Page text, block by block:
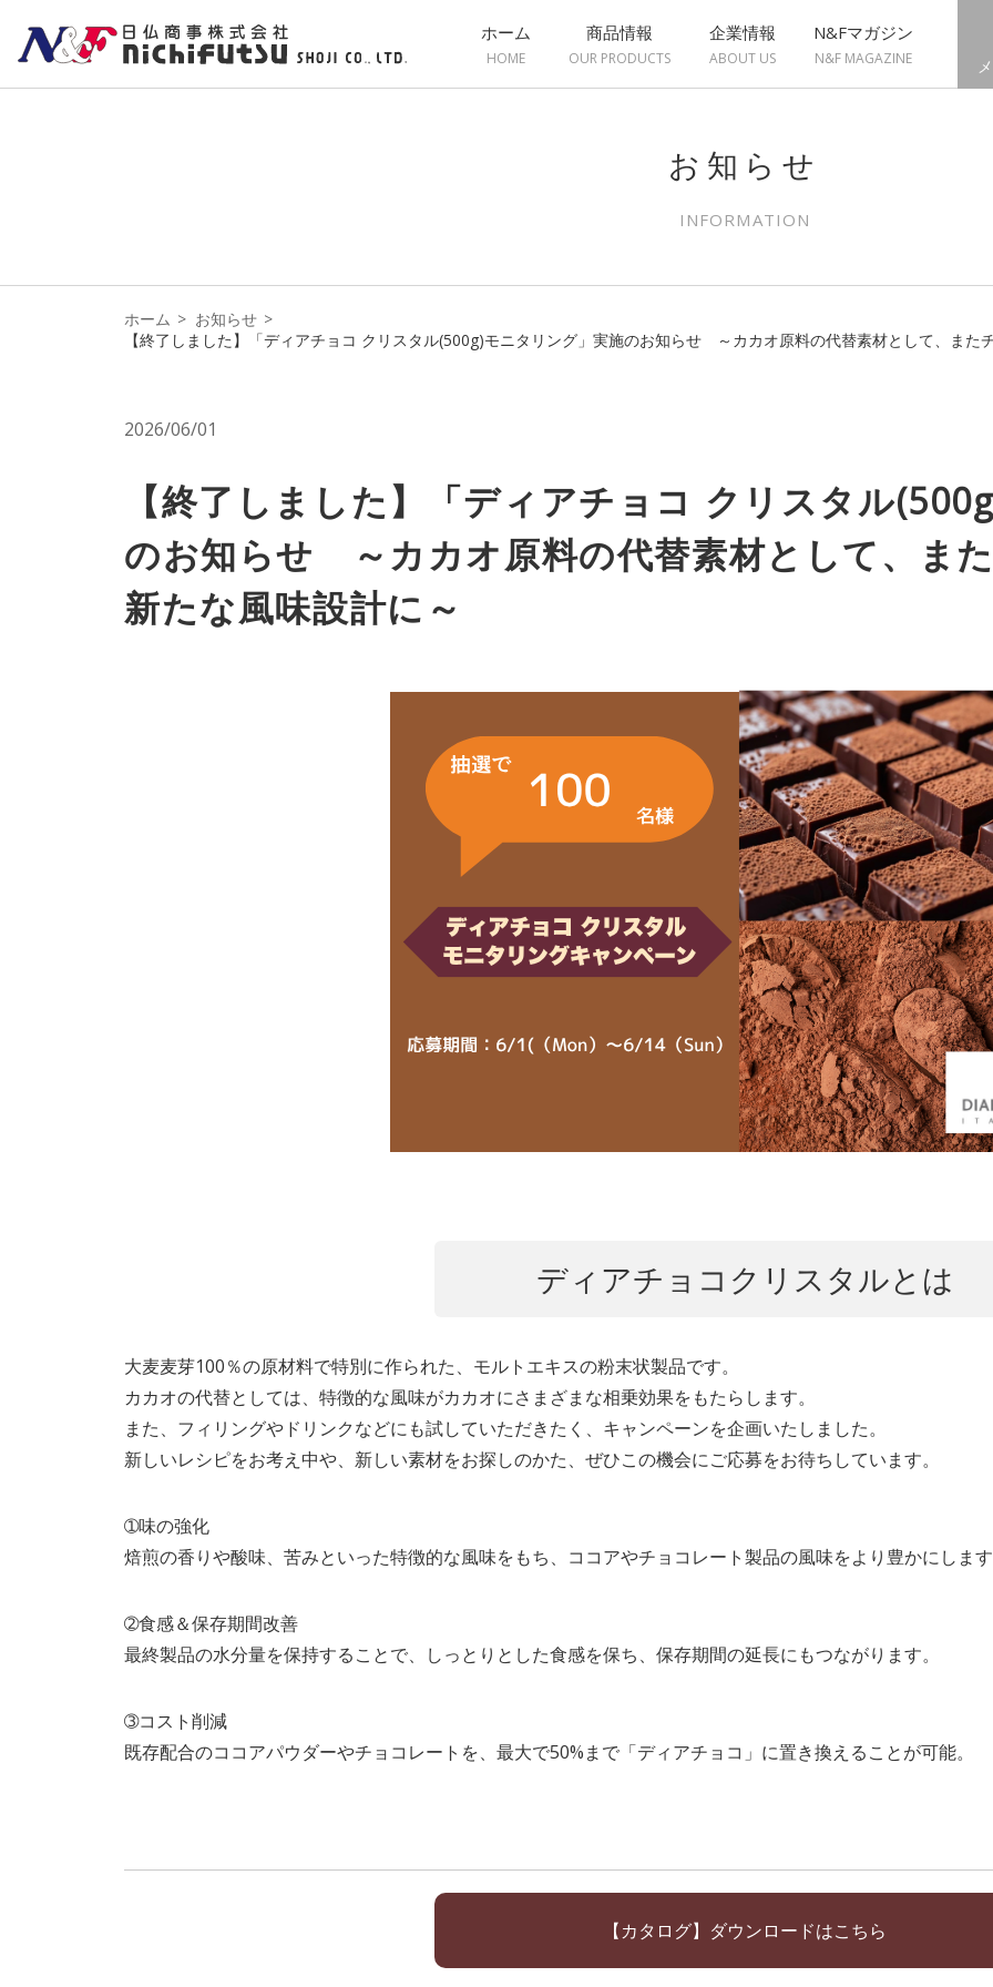
ホーム
HOME
商品情報
OUR PRODUCTS
企業情報
ABOUT US
N&Fマガジン
N&F MAGAZINE
お知らせ
INFORMATION
ホーム
お知らせ
【終了しました】「ディアチョコ クリスタル(500g)モニタリング」実施のお知らせ ～カカオ原料の代替素材として、また
2026/06/01
【終了しました】「ディアチョコ クリスタル
のお知らせ ～カカオ原料の代替素材として、ま
新たな風味設計に～
ディアチョコクリスタルとは
大麦麦芽100％の原材料で特別に作られた、モルトエキスの粉末状製品です。
カカオの代替としては、特徴的な風味がカカオにさまざまな相乗効果をもたらします。
また、フィリングやドリンクなどにも試していただきたく、キャンペーンを企画いたしました。
新しいレシピをお考え中や、新しい素材をお探しのかた、ぜひこの機会にご応募をお待ちしています。
➀味の強化
焙煎の香りや酸味、苦みといった特徴的な風味をもち、ココアやチョコレート製品の風味をより豊かにしま
➁食感＆保存期間改善
最終製品の水分量を保持することで、しっとりとした食感を保ち、保存期間の延長にもつながります。
➂コスト削減
既存配合のココアパウダーやチョコレートを、最大で50%まで「ディアチョコ」に置き換えることが可能。
【カタログ】ダウンロードはこちら